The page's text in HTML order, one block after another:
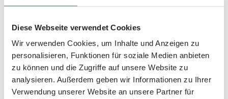
Diese Webseite verwendet Cookies
Wir verwenden Cookies, um Inhalte und Anzeigen zu
personalisieren, Funktionen für soziale Medien anbieten
zu können und die Zugriffe auf unsere Website zu
analysieren. Außerdem geben wir Informationen zu Ihrer
Verwendung unserer Website an unsere Partner für
tiefer sie in den Fall eintaucht. Die raue See,
machen SYLT zum idealen Schauplatz der
spannenden Küstenkrimis. Jeder Fall der
Syltkrimiserie ist in sich abgeschlossen und
kann unabhängig voneinander gelesen
werden